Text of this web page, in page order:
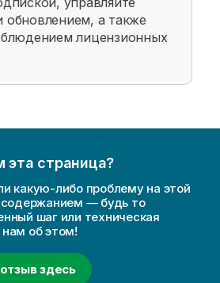
обновлением, а также
лицензионных
эта страница?
какую-либо проблему на этой
содержанием — будь то
шаг или техническая
об этом!
здесь